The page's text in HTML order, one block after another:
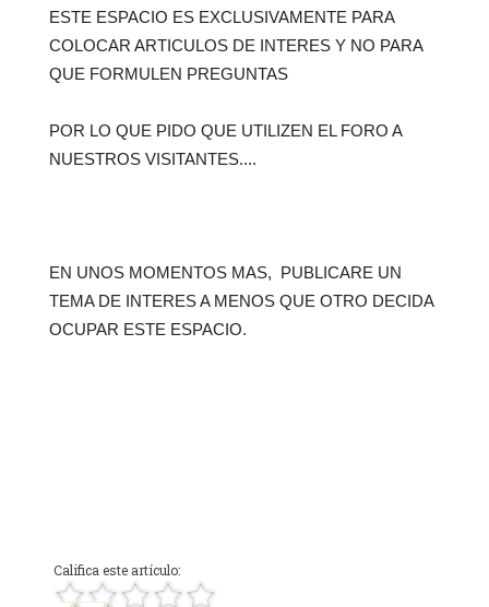
ESTE ESPACIO ES EXCLUSIVAMENTE PARA
COLOCAR ARTICULOS DE INTERES Y NO PARA
QUE FORMULEN PREGUNTAS
POR LO QUE PIDO QUE UTILIZEN EL FORO A
NUESTROS VISITANTES....
EN UNOS MOMENTOS MAS, PUBLICARE UN
TEMA DE INTERES A MENOS QUE OTRO DECIDA
OCUPAR ESTE ESPACIO.
Califica este artículo: